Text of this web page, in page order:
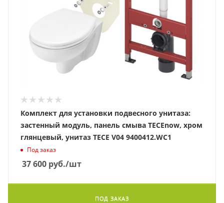
Комплект для установки подвесного унитаза:
застенный модуль, панель смыва TECEnow, хром
глянцевый, унитаз TECE V04 9400412.WC1
Под заказ
37 600 руб./шт
ПОД ЗАКАЗ